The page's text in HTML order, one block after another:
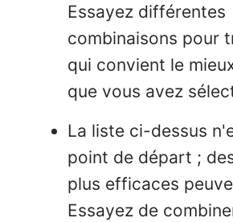
Essayez différentes
combinaisons pour
qui convient le
que vous avez
La liste ci-dessus
point de départ ;
plus efficaces
Essayez de